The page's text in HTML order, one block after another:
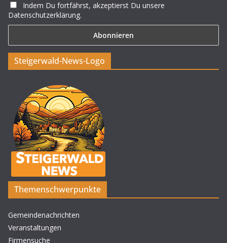
Indem Du fortfährst, akzeptierst Du unsere
Datenschutzerklärung.
Steigerwald-News-Logo
Themenschwerpunkte
Gemeindenachrichten
Veranstaltungen
Firmensuche